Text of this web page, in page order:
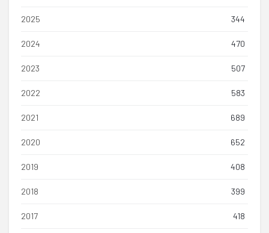
2025 344
2024 470
2023 507
2022 583
2021 689
2020 652
2019 408
2018 399
2017 418